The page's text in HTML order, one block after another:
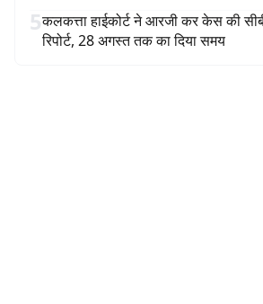
5कलकत्ता हाईकोर्ट ने आरजी कर केस की
रिपोर्ट, 28 अगस्त तक का दिया समय